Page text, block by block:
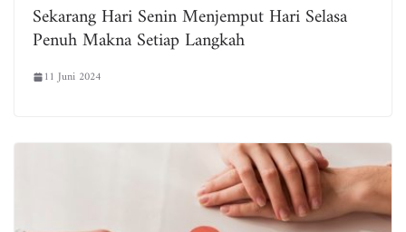
Sekarang Hari Senin Menjemput Hari Selasa
Penuh Makna Setiap Langkah
11 Juni 2024